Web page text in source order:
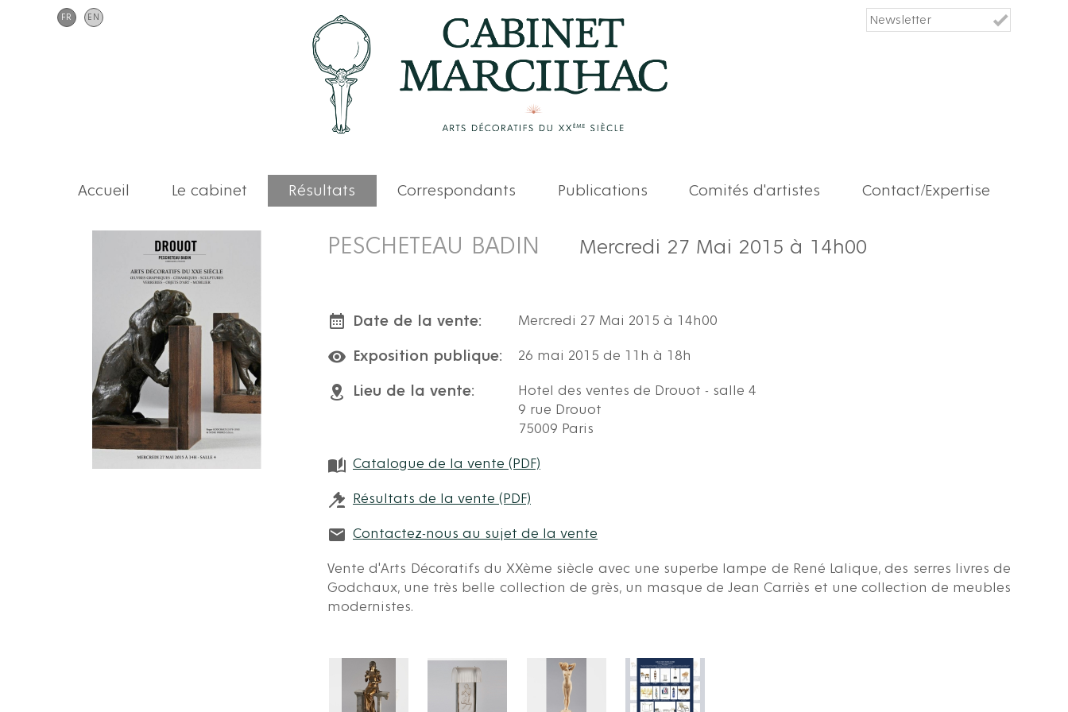
FR EN
Accueil Le cabinet Résultats Correspondants Publications Comités d'artistes Contact/Expertise
PESCHETEAU BADIN Mercredi 27 Mai 2015 à 14h00
Date de la vente: Mercredi 27 Mai 2015 à 14h00
Exposition publique: 26 mai 2015 de 11h à 18h
Lieu de la vente:
Hotel des ventes de Drouot - salle 4
9 rue Drouot
75009 Paris
Catalogue de la vente (PDF)
Résultats de la vente (PDF)
Contactez-nous au sujet de la vente
Vente d'Arts Décoratifs du XXème siècle avec une superbe lampe de René Lalique, des serres livres de
Godchaux, une très belle collection de grès, un masque de Jean Carriès et une collection de meubles
modernistes.